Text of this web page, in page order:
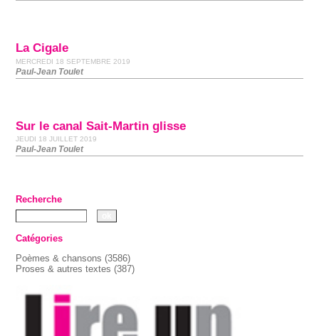
La Cigale
MERCREDI 18 SEPTEMBRE 2019
Paul-Jean Toulet
Sur le canal Sait-Martin glisse
JEUDI 18 JUILLET 2019
Paul-Jean Toulet
Recherche
Catégories
Poèmes & chansons (3586)
Proses & autres textes (387)